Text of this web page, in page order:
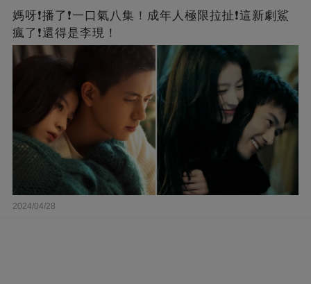
媽呀❗️播了❗一口氣八集！成年人極限拉扯❗這新劇鯊
瘋了❗還得是李現！
2024/04/28